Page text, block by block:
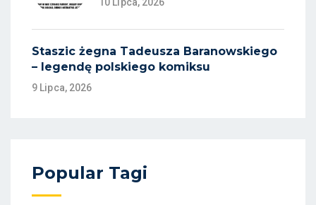
10 Lipca, 2026
Staszic żegna Tadeusza Baranowskiego
– legendę polskiego komiksu
9 Lipca, 2026
Popular Tagi